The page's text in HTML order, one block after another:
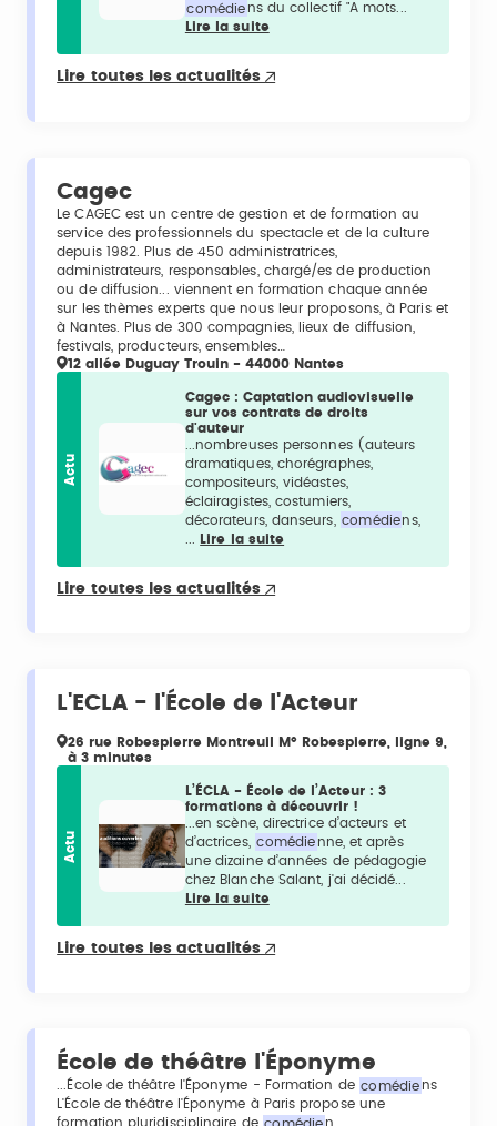
comédie ns du collectif "A mots...
Lire la suite
Lire toutes les actualités
Cagec
Le CAGEC est un centre de gestion et de formation au
service des professionnels du spectacle et de la culture
depuis 1982. Plus de 450 administratrices,
administrateurs, responsables, chargé/es de production
ou de diffusion... viennent en formation chaque année
sur les thèmes experts que nous leur proposons, à Paris et
à Nantes. Plus de 300 compagnies, lieux de diffusion,
festivals, producteurs, ensembles…
12 allée Duguay Trouin - 44000 Nantes
Actu
Cagec : Captation audiovisuelle
sur vos contrats de droits
d'auteur
...nombreuses personnes (auteurs
dramatiques, chorégraphes,
compositeurs, vidéastes,
éclairagistes, costumiers,
décorateurs, danseurs,
comédiens,
Lire la suite
Lire toutes les actualités
L'ECLA - l'École de l'Acteur
26 rue Robespierre Montreuil M° Robespierre, ligne 9,
à 3 minutes
Actu
L’ÉCLA - École de l’Acteur : 3
formations à découvrir !
...en scène, directrice d’acteurs et
d’actrices,
comédie nne, et après
une dizaine d’années de pédagogie
chez Blanche Salant, j'ai décidé...
Lire la suite
Lire toutes les actualités
École de théâtre l'Éponyme
...École de théâtre l'Éponyme - Formation de comédie ns
L'École de théâtre l'Éponyme à Paris propose une
formation pluridisciplinaire de comédie n...